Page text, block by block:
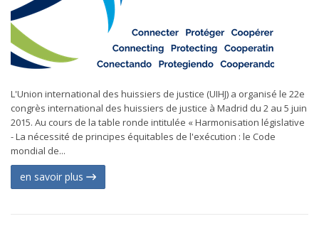
L'Union international des huissiers de justice (UIHJ) a organisé le 22e
congrès international des huissiers de justice à Madrid du 2 au 5 juin
2015. Au cours de la table ronde intitulée « Harmonisation législative
- La nécessité de principes équitables de l'exécution : le Code
mondial de...
en savoir plus